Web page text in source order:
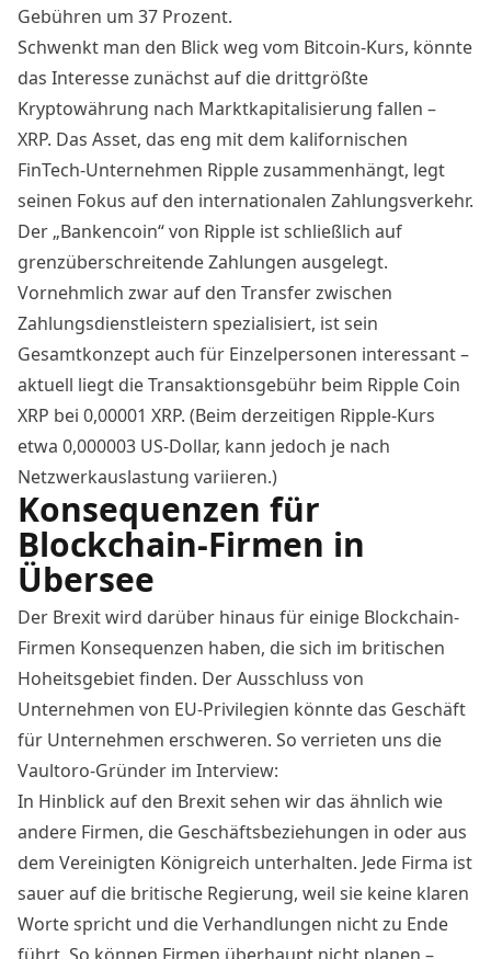
Gebühren um 37 Prozent.
Schwenkt man den Blick weg vom Bitcoin-Kurs, könnte
das Interesse zunächst auf die drittgrößte
Kryptowährung nach Marktkapitalisierung fallen –
XRP. Das Asset, das eng mit dem kalifornischen
FinTech-Unternehmen Ripple zusammenhängt, legt
seinen Fokus auf den internationalen Zahlungsverkehr.
Der „Bankencoin“ von Ripple ist schließlich auf
grenzüberschreitende Zahlungen ausgelegt.
Vornehmlich zwar auf den Transfer zwischen
Zahlungsdienstleistern spezialisiert, ist sein
Gesamtkonzept auch für Einzelpersonen interessant –
aktuell liegt die Transaktionsgebühr beim Ripple Coin
XRP bei 0,00001 XRP. (Beim derzeitigen Ripple-Kurs
etwa 0,000003 US-Dollar, kann jedoch je nach
Netzwerkauslastung variieren.)
Konsequenzen für
Blockchain-Firmen in
Übersee
Der Brexit wird darüber hinaus für einige Blockchain-
Firmen Konsequenzen haben, die sich im britischen
Hoheitsgebiet finden. Der Ausschluss von
Unternehmen von EU-Privilegien könnte das Geschäft
für Unternehmen erschweren. So verrieten uns die
Vaultoro-Gründer im Interview:
In Hinblick auf den Brexit sehen wir das ähnlich wie
andere Firmen, die Geschäftsbeziehungen in oder aus
dem Vereinigten Königreich unterhalten. Jede Firma ist
sauer auf die britische Regierung, weil sie keine klaren
Worte spricht und die Verhandlungen nicht zu Ende